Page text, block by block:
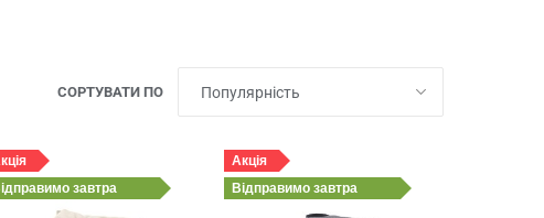
СОРТУВАТИ ПО
завтра
Акція
Відправимо завтра